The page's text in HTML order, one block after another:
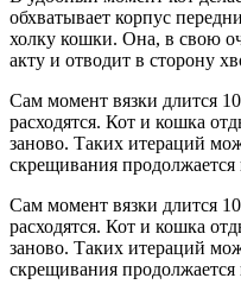
обхватывает корпус
холку кошки. Она, в свою
акту и отводит в сторону
Сам момент вязки длится
расходятся. Кот и кошка
заново. Таких итераций
скрещивания продолжается
Сам момент вязки длится
расходятся. Кот и кошка
заново. Таких итераций
скрещивания продолжается